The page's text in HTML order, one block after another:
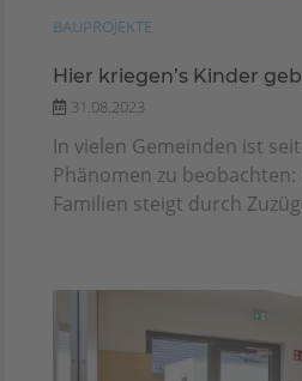
BAUPROJEKTE
Hier kriegen’s Kinder
31.08.2023
In vielen Gemeinden ist
Phänomen zu
Familien steigt durch